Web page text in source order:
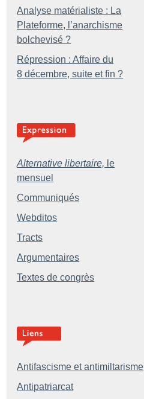
Analyse matérialiste : La
Plateforme, l’anarchisme
bolchevisé ?
Répression : Affaire du
8 décembre, suite et fin ?
Alternative libertaire, le
mensuel
Communiqués
Webditos
Tracts
Argumentaires
Textes de congrès
Antifascisme et antimiltarisme
Antipatriarcat